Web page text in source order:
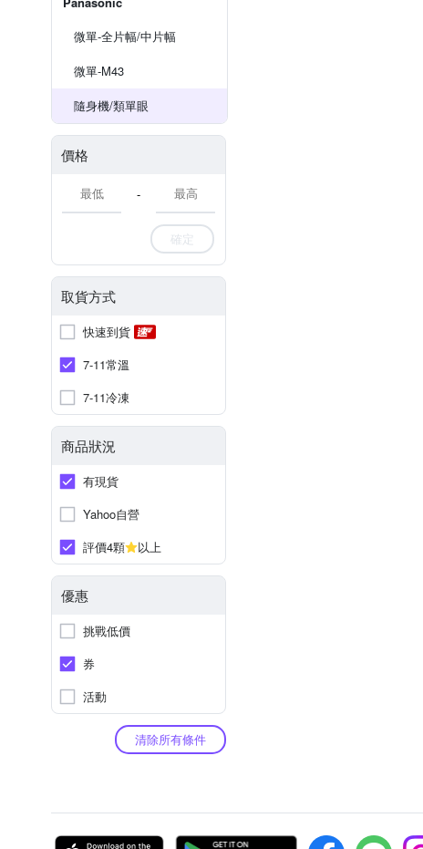
微單-全片幅/中片幅
微單-M43
隨身機/類單眼
價格
-
確定
取貨方式
快速到貨
7-11常溫
7-11冷凍
商品狀況
有現貨
Yahoo自營
評價4顆
以上
優惠
挑戰低價
券
活動
清除所有條件